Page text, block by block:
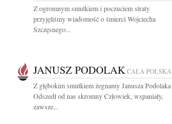
Z ogromnym smutkiem i poczuciem straty
przyjęliśmy wiadomość o śmierci Wojciecha
Szczęsnego...
JANUSZ PODOLAK CAŁA POLSKA
Z głębokim smutkiem żegnamy Janusza Podolaka
Odszedł od nas skromny Człowiek, wspaniały,
zawsze...